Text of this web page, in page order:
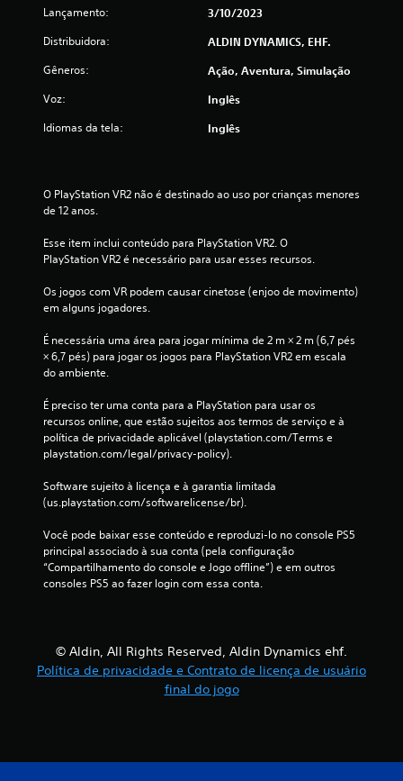
s
s
i
ç
e
Lançamento: 3/10/2023
Distribuidora: ALDIN DYNAMICS, EHF.
Gêneros: Ação, Aventura, Simulação
Voz: Inglês
Idiomas da tela: Inglês
O PlayStation VR2 não é destinado ao uso por crianças menores
de 12 anos.
Esse item inclui conteúdo para PlayStation VR2. O
PlayStation VR2 é necessário para usar esses recursos.
Os jogos com VR podem causar cinetose (enjoo de movimento)
em alguns jogadores.
É necessária uma área para jogar mínima de 2 m × 2 m (6,7 pés
× 6,7 pés) para jogar os jogos para PlayStation VR2 em escala
do ambiente.
É preciso ter uma conta para a PlayStation para usar os
recursos online, que estão sujeitos aos termos de serviço e à
política de privacidade aplicável (playstation.com/Terms e
playstation.com/legal/privacy-policy).
Software sujeito à licença e à garantia limitada
(us.playstation.com/softwarelicense/br).
Você pode baixar esse conteúdo e reproduzi-lo no console PS5
principal associado à sua conta (pela configuração
“Compartilhamento do console e Jogo offline”) e em outros
consoles PS5 ao fazer login com essa conta.
© Aldin, All Rights Reserved, Aldin Dynamics ehf.
Política de privacidade e Contrato de licença de usuário
final do jogo